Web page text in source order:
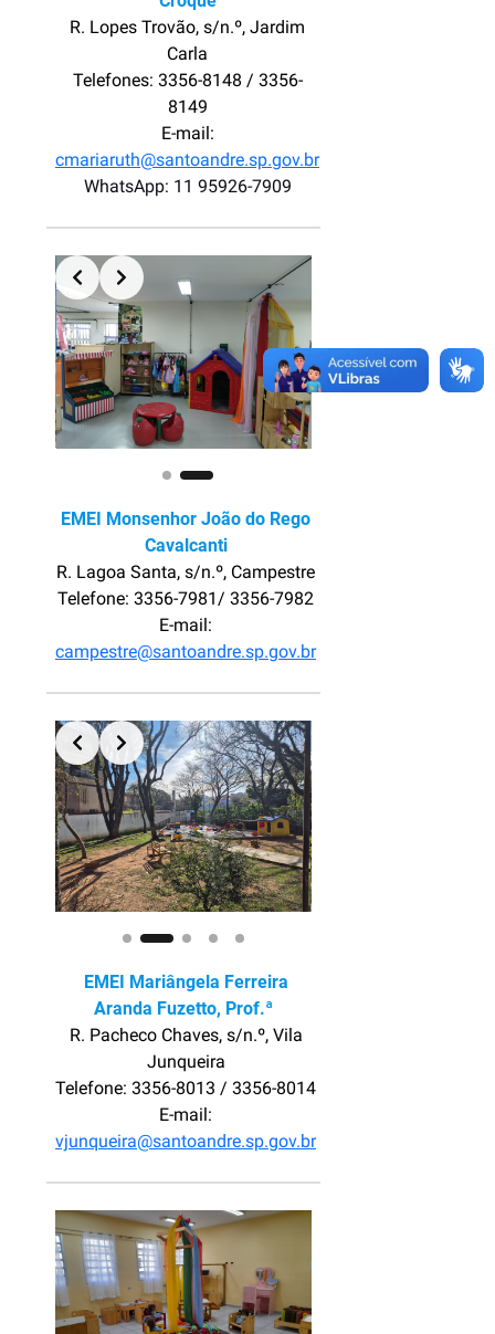
R. Lopes Trovão, s/n.º, Jardim
Carla
Telefones: 3356-8148 / 3356-
8149
E-mail:
cmariaruth@santoandre.sp.gov.br
WhatsApp: 11 95926-7909
Slide 2 of 2
EMEI Monsenhor João do Rego
Cavalcanti
R. Lagoa Santa, s/n.º, Campestre
Telefone: 3356-7981/ 3356-7982
E-mail:
campestre@santoandre.sp.gov.br
Slide 2 of 5
EMEI Mariângela Ferreira
Aranda Fuzetto, Prof.ª
R. Pacheco Chaves, s/n.º, Vila
Junqueira
Telefone: 3356-8013 / 3356-8014
E-mail:
vjunqueira@santoandre.sp.gov.br